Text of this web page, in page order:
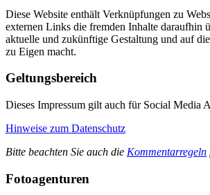
Diese Website enthält Verknüpfungen zu
externen Links die fremden Inhalte daraufhin
aktuelle und zukünftige Gestaltung und auf
zu Eigen macht.
Geltungsbereich
Dieses Impressum gilt auch für Social Media
Hinweise zum Datenschutz
Bitte beachten Sie auch die Kommentarregeln
Fotoagenturen